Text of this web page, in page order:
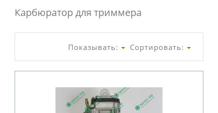
Карбюратор для триммера
Сортировать:
Показывать: